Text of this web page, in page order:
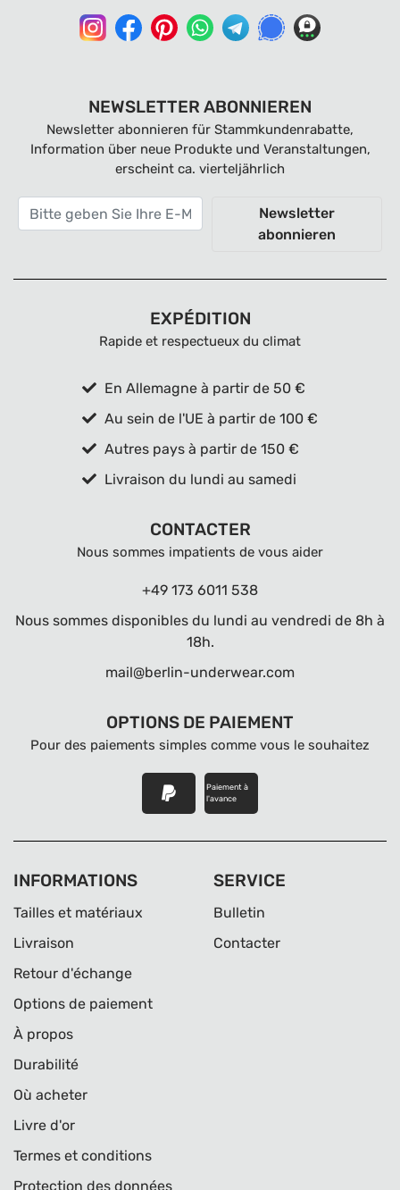
NEWSLETTER ABONNIEREN
Newsletter abonnieren für Stammkundenrabatte,
Information über neue Produkte und Veranstaltungen,
erscheint ca. vierteljährlich
Newsletter
abonnieren
EXPÉDITION
Rapide et respectueux du climat
En Allemagne à partir de 50 €
Au sein de l'UE à partir de 100 €
Autres pays à partir de 150 €
Livraison du lundi au samedi
CONTACTER
Nous sommes impatients de vous aider
+49 173 6011 538
Nous sommes disponibles du lundi au vendredi de 8h à
18h.
mail@berlin-underwear.com
OPTIONS DE PAIEMENT
Pour des paiements simples comme vous le souhaitez
Paiement à
l'avance
INFORMATIONS
Tailles et matériaux
Livraison
Retour d'échange
Options de paiement
À propos
Durabilité
Où acheter
Livre d'or
Termes et conditions
Protection des données
SERVICE
Bulletin
Contacter